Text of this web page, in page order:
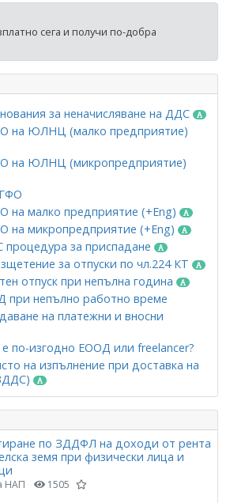
сега и получи по-добра
за неначисляване на ДДС
на ЮЛНЦ (малко предприятие)
на ЮЛНЦ (микропредприятие)
на малко предприятие (+Eng)
на микропредприятие (+Eng)
за приспадане
за отпуски по чл.224 КТ
отпуск при непълна година
при непълно работно време
на платежни и вносни
по-изгодно ЕООД или freelancer?
на изпълнение при доставка на
по ЗДДФЛ на доходи от рента
земя при физически лица и
НАП 1505